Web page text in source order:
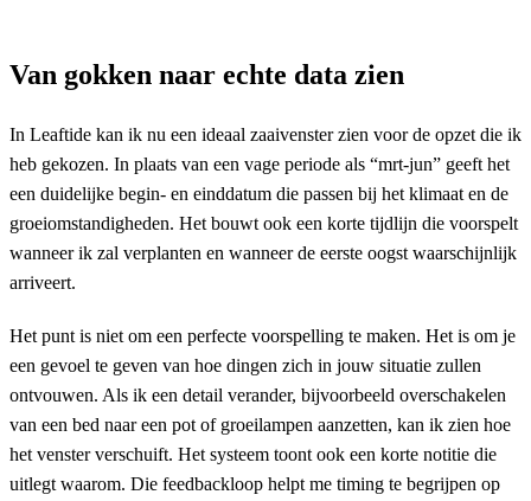
Van gokken naar echte data zien
In Leaftide kan ik nu een ideaal zaaivenster zien voor de opzet die ik
heb gekozen. In plaats van een vage periode als “mrt-jun” geeft het
een duidelijke begin- en einddatum die passen bij het klimaat en de
groeiomstandigheden. Het bouwt ook een korte tijdlijn die voorspelt
wanneer ik zal verplanten en wanneer de eerste oogst waarschijnlijk
arriveert.
Het punt is niet om een perfecte voorspelling te maken. Het is om je
een gevoel te geven van hoe dingen zich in jouw situatie zullen
ontvouwen. Als ik een detail verander, bijvoorbeeld overschakelen
van een bed naar een pot of groeilampen aanzetten, kan ik zien hoe
het venster verschuift. Het systeem toont ook een korte notitie die
uitlegt waarom. Die feedbackloop helpt me timing te begrijpen op